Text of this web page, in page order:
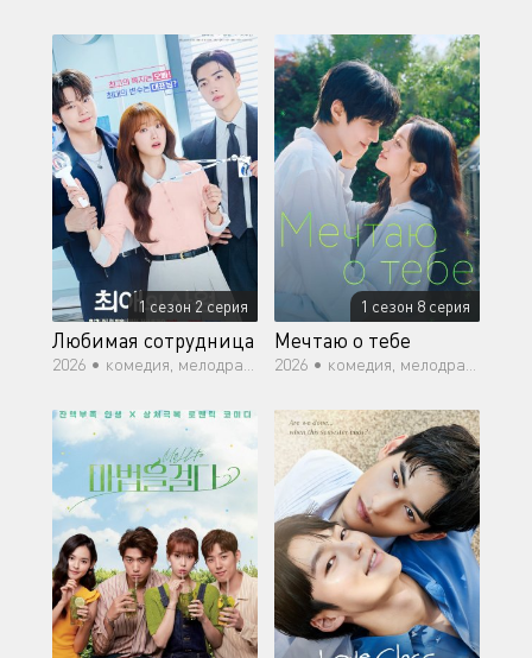
1 сезон 2 серия
Любимая сотрудница
2026 • комедия, мелодрама, романтика, драма
1 сезон 8 серия
Мечтаю о тебе
2026 • комедия, мелодрама, романтика